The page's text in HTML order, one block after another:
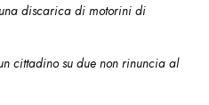
discarica di motorini di
cittadino su due non rinuncia al